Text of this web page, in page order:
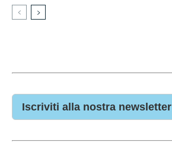
Iscriviti alla nostra newsletter